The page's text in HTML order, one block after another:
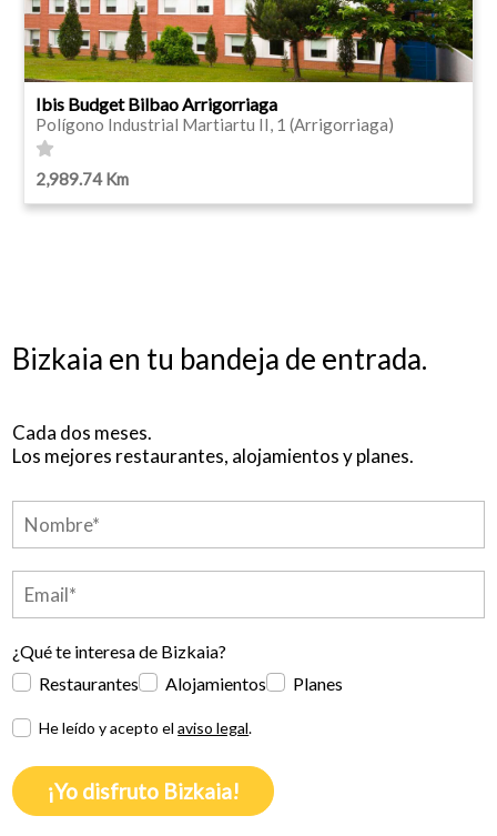
Ibis Budget Bilbao Arrigorriaga
Polígono Industrial Martiartu II, 1 (Arrigorriaga)
2,989.74 Km
Bizkaia en tu bandeja de entrada.
Cada dos meses.
Los mejores restaurantes, alojamientos y planes.
¿Qué te interesa de Bizkaia?
Restaurantes
Alojamientos Planes
He leído y acepto elaviso legal.
¡Yo disfruto Bizkaia!